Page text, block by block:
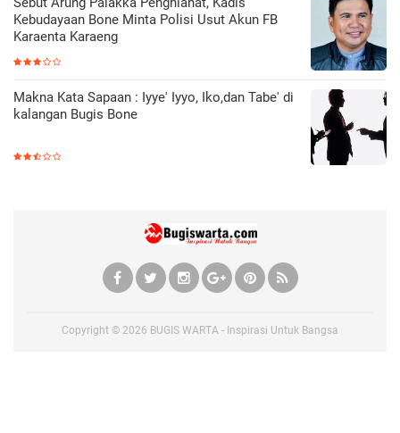
Kebudayaan Bone Minta Polisi Usut Akun FB
Karaenta Karaeng
Makna Kata Sapaan : Iyye' Iyyo, Iko,dan Tabe' di
kalangan Bugis Bone
Copyright © 2026 BUGIS WARTA - Inspirasi Untuk Bangsa